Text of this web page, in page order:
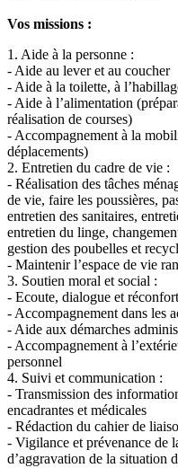
Vos missions :
1. Aide à la personne :
- Aide au lever et au coucher
- Aide à la toilette, à
- Aide à l’alimentation
réalisation de courses)
- Accompagnement à la
déplacements)
2. Entretien du cadre de vie :
- Réalisation des tâches
de vie, faire les poussières,
entretien des sanitaires,
entretien du linge,
gestion des poubelles et
- Maintenir l’espace de vie
3. Soutien moral et social :
- Ecoute, dialogue et réconfort
- Accompagnement dans les
- Aide aux démarches
- Accompagnement à
personnel
4. Suivi et communication :
- Transmission des
encadrantes et médicales
- Rédaction du cahier de
- Vigilance et prévenance de
d’aggravation de la situation